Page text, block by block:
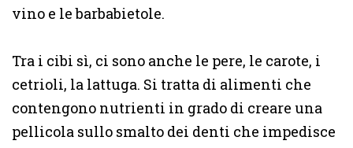
vino e le barbabietole.
Tra i cibi sì, ci sono anche le pere, le carote, i
cetrioli, la lattuga. Si tratta di alimenti che
contengono nutrienti in grado di creare una
pellicola sullo smalto dei denti che impedisce